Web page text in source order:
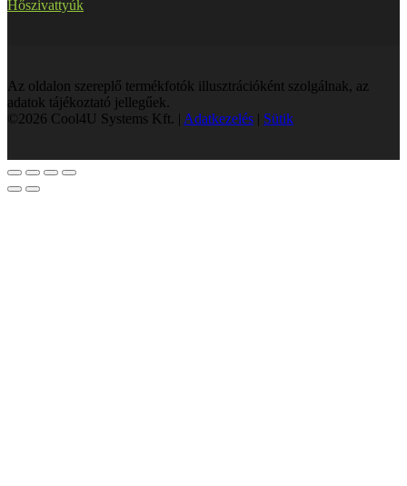
Hőszivattyúk
Az oldalon szereplő termékfotók illusztrációként szolgálnak, az
adatok tájékoztató jellegűek.
©2026 Cool4U Systems Kft. | Adatkezelés | Sütik